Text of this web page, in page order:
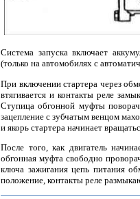
Система запуска включает
(только на автомобилях с
При включении стартера через
втягивается и контакты реле
Ступица обгонной муфты
зацепление с зубчатым венцом
и якорь стартера начинает
После того, как двигатель
обгонная муфта свободно
ключа зажигания цепь питания
положение, контакты реле